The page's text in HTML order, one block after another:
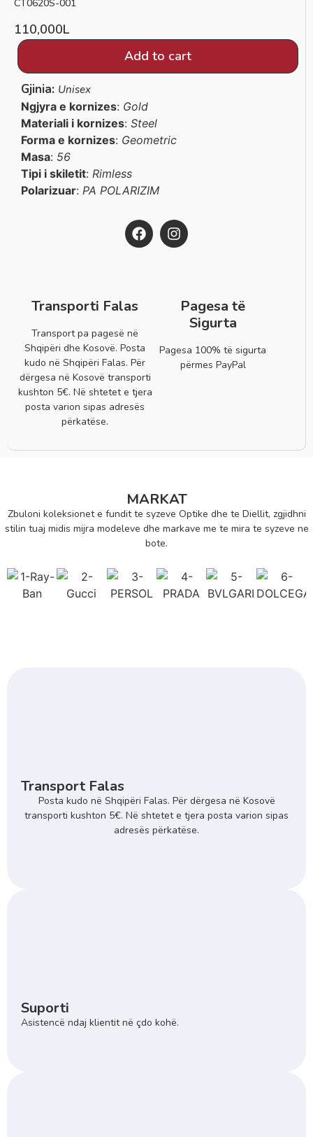
CT0620S-001
110,000L
Add to cart
Gjinia: Unisex
Ngjyra e kornizes: Gold
Materiali i kornizes: Steel
Forma e kornizes: Geometric
Masa: 56
Tipi i skiletit: Rimless
Polarizuar: PA POLARIZIM
Transporti Falas
Transport pa pagesë në
Shqipëri dhe Kosovë. Posta
kudo në Shqipëri Falas. Për
dërgesa në Kosovë transporti
kushton 5€. Në shtetet e tjera
posta varion sipas adresës
përkatëse.
Pagesa të
Sigurta
Pagesa 100% të sigurta
përmes PayPal
MARKAT
Zbuloni koleksionet e fundit te syzeve Optike dhe te Diellit, zgjidhni
stilin tuaj midis mijra modeleve dhe markave me te mira te syzeve ne
bote.
Transport Falas
Posta kudo në Shqipëri Falas. Për dërgesa në Kosovë
transporti kushton 5€. Në shtetet e tjera posta varion sipas
adresës përkatëse.
Suporti
Asistencë ndaj klientit në çdo kohë.